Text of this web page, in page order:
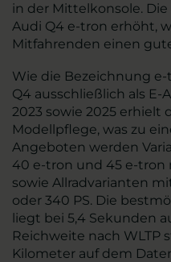
in der Mittelkonsole.
Audi Q4 e-tron erhöht,
Mitfahrenden einen
Wie die Bezeichnung
Q4 ausschließlich als
2023 sowie 2025 erhielt
Modellpflege, was zu
Angeboten werden
40 e-tron und 45 e-tron
sowie Allradvarianten
oder 340 PS. Die
liegt bei 5,4 Sekunden
Reichweite nach WLTP
Kilometer auf dem